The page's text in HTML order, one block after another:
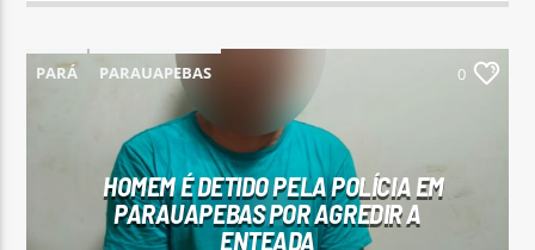
PARÁ PARAUAPEBAS 0
HOMEM É DETIDO PELA POLÍCIA EM
PARAUAPEBAS POR AGREDIR A
ENTEADA